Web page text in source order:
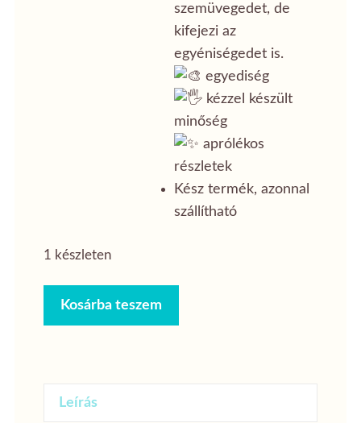
szemüvegedet, de
kifejezi az
egyéniségedet is.
egyediség
kézzel készült
minőség
aprólékos
részletek
Kész termék, azonnal
szállítható
1 készleten
Mandalás
Kosárba teszem
Leírás